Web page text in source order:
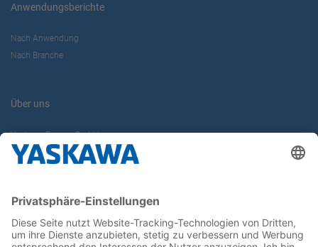
Anwendungsberichte
Nach Anwendung
Nach Branche
Über uns
Yaskawa Europe GmbH
Karriere
Newsletter